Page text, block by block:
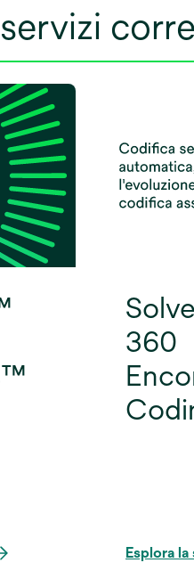
360
Esplora